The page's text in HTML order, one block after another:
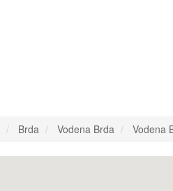
Brda Vodena Brda Vodena